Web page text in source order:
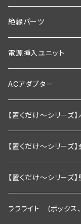
1200ｍｍ以下
900ｍｍ以下
1200ｍｍ以下
600mm以下
900mm以下
1200mm以下
1200ｍｍ
600ｍｍ以下
900ｍｍ以下
1200ｍｍ以下
900ｍｍ
1200ｍｍ
600ｍｍ以下
900ｍｍ以下
1200ｍｍ以下
棚板幅600×奥行200
棚板幅600×奥行250
棚板幅900×奥行200
棚板幅900×奥行
棚板幅1200×奥行
棚板幅1200×奥行
絶縁パーツ
シングルタイプ
ダブルタイプ
絶縁引掛けタイプ
電源挿入ユニット
通常型
調光器付き
ACアダプター
業務用
家庭用向け
【置くだけ～シリーズ
2段セット
2段セット＋トップライ
3段セット
【置くだけ～シリーズ
Ｒシリーズ 30ｃｍ板・
２段タイプ 埋込照明付
Ｒシリーズ 30ｃｍ板
【置くだけ～シリーズ
Rシリーズ 【既存】タ
ララライト (ボックス